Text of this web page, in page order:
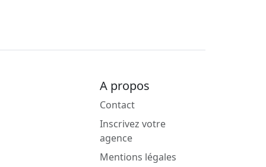
A propos
Contact
Inscrivez votre
agence
Mentions légales